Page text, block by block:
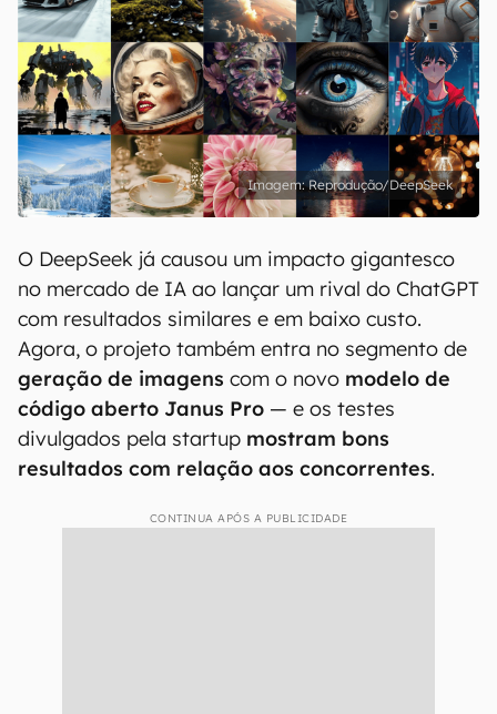
Reprodução/DeepSeek
O DeepSeek já causou um impacto gigantesco
no mercado de IA ao lançar um rival do ChatGPT
com resultados similares e em baixo custo.
Agora, o projeto também entra no segmento de
geração de imagens com o novo modelo de
código aberto Janus Pro — e os testes
divulgados pela startup mostram bons
resultados com relação aos concorrentes.
CONTINUA APÓS A PUBLICIDADE